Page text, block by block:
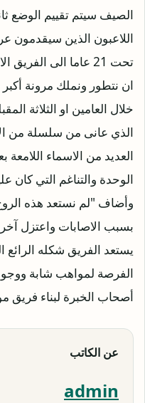
الصيف سيتم تقييم الوضع
اللاعبون الذين سيقدمون
تحت 21 عاما الى
خلال العامين او الثلاثة
الذي عانى من سلسلة من
العديد من الاسماء
الوحدة والتناغم التي كان
وأضاف "لم نستعد هذه
بسبب الاصابات واعتزل
يستعد الفريق شكله الرائع
الفرصة لمواهب شابة
أصحاب الخبرة لبناء فريق
عن الكاتب
admin